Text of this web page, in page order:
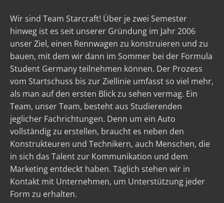
Wir sind Team Starcraft! Über je zwei Semester
hinweg ist es seit unserer Gründung im Jahr 2006
unser Ziel, einen Rennwagen zu konstruieren und zu
bauen, mit dem wir dann im Sommer bei der Formula
Student Germany teilnehmen können. Der Prozess
vom Startschuss bis zur Ziellinie umfasst so viel mehr,
als man auf den ersten Blick zu sehen vermag. Ein
Team, unser Team, besteht aus Studierenden
jeglicher Fachrichtungen. Denn um ein Auto
vollständig zu erstellen, braucht es neben den
Konstrukteuren und Technikern, auch Menschen, die
in sich das Talent zur Kommunikation und dem
Marketing entdeckt haben. Täglich stehen wir in
Kontakt mit Unternehmen, um Unterstützung jeder
Form zu erhalten.